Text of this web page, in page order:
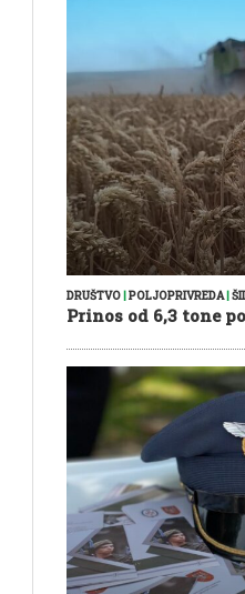
DRUŠTVO|POLJOPRIVREDA|
Prinos od 6,3 tone